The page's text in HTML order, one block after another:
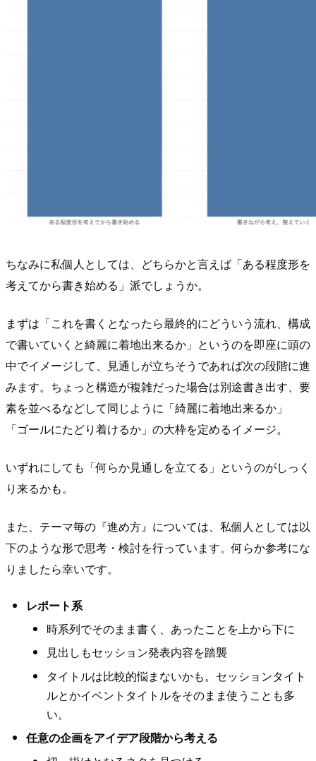
ちなみに私個人としては、どちらかと言えば「ある程度形を
考えてから書き始める」派でしょうか。
まずは「これを書くとなったら最終的にどういう流れ、構成
で書いていくと綺麗に着地出来るか」というのを即座に頭の
中でイメージして、見通しが立ちそうであれば次の段階に進
みます。ちょっと構造が複雑だった場合は別途書き出す、要
素を並べるなどして同じように「綺麗に着地出来るか」
「ゴールにたどり着けるか」の大枠を定めるイメージ。
いずれにしても「何らか見通しを立てる」というのがしっく
り来るかも。
また、テーマ毎の『進め方』については、私個人としては以
下のような形で思考・検討を行っています。何らか参考にな
りましたら幸いです。
レポート系
時系列でそのまま書く、あったことを上から下に
見出しもセッション発表内容を踏襲
タイトルは比較的悩まないかも。セッションタイト
ルとかイベントタイトルをそのまま使うことも多
い。
任意の企画をアイデア段階から考える